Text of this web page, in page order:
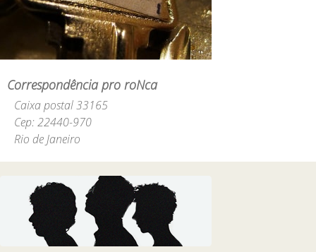
Correspondência pro roNca
Caixa postal 33165
Cep: 22440-970
Rio de Janeiro